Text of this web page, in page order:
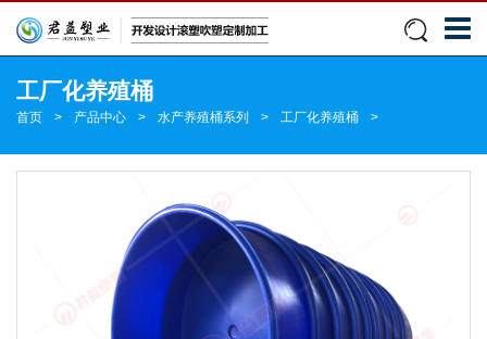
工厂化养殖桶
首页 > 产品中心 > 水产养殖桶系列 > 工厂化养殖桶 >